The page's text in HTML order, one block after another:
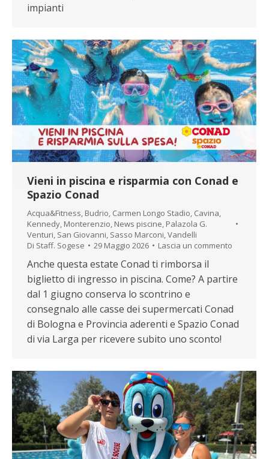
impianti
Vieni in piscina e risparmia con Conad e
Spazio Conad
Acqua&Fitness Budrio Carmen Longo Stadio Cavina
Kennedy Monterenzio News piscine Palazola G.
Venturi San Giovanni Sasso Marconi Vandelli
Di Staff. Sogese 29 Maggio 2026 Lascia un commento
Anche questa estate Conad ti rimborsa il
biglietto di ingresso in piscina. Come? A partire
dal 1 giugno conserva lo scontrino e
consegnalo alle casse dei supermercati Conad
di Bologna e Provincia aderenti e Spazio Conad
di via Larga per ricevere subito uno sconto!